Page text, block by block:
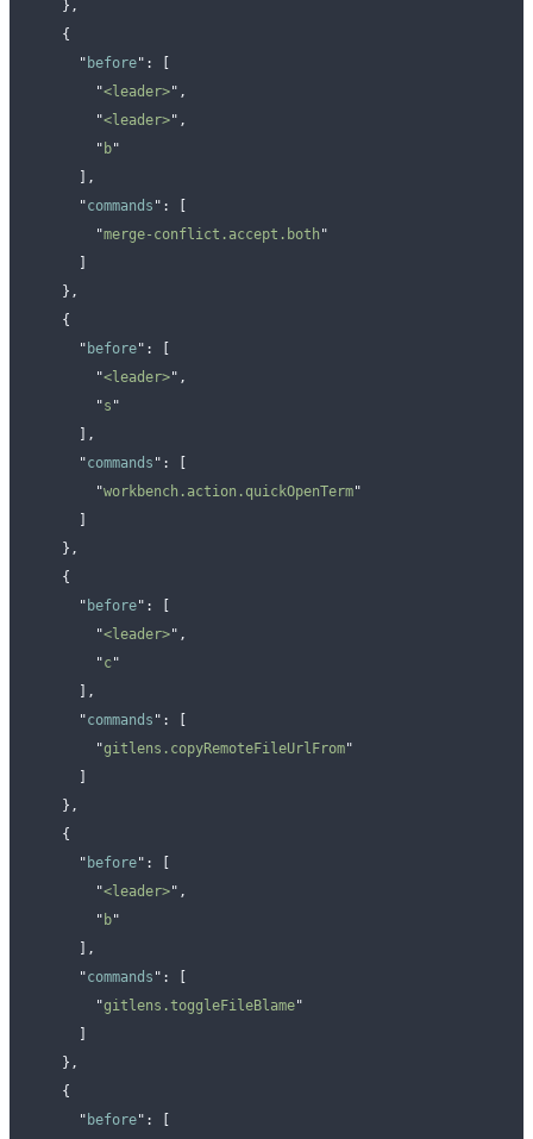
    },
    {
      "
before" :
        "
<leader>" ,
        "
<leader>" ,
        "
b"
      ],
      "
commands " :
        "
merge-conflict.accept.both "
    },
    {
      "
before" :
        "
<leader>" ,
        "
s "
      ],
      "
commands " :
        "
workbench.action.quickOpenTerm"
    },
    {
      "
before" :
        "
<leader>" ,
        "
c"
      ],
      "
commands " :
        "
gitlens.copyRemoteFileUrlFrom"
    },
    {
      "
before" :
        "
<leader>" ,
        "
b"
      ],
      "
commands " :
        "
gitlens.toggleFileBlame"
    },
    {
      "
before" :